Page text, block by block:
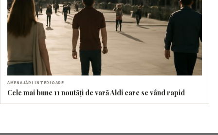
AMENAJĂRI INTERIOARE
Cele mai bune 11 noutăți de vară Aldi care se vând rapid